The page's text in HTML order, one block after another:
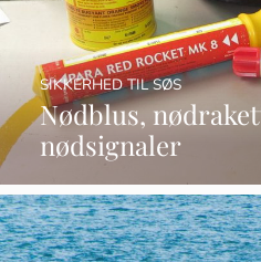
Nødblus,
nødsignaler
SIKKERHED TIL SØS